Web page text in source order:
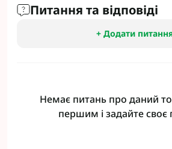
Питання та відповіді
+ Додати
Немає питань про даний
першим і задайте своє